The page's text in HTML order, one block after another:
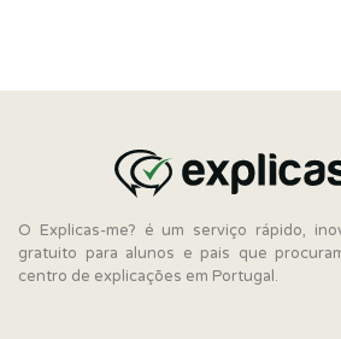
O Explicas-me? é um serviço rápido,
gratuito para alunos e pais que
centro de explicações em Portugal.